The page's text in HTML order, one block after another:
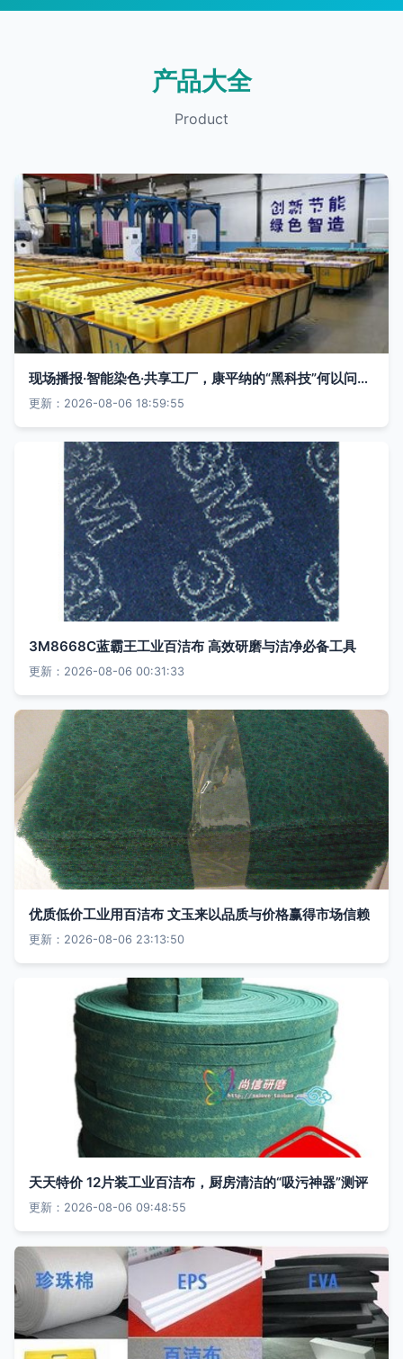
产品大全
Product
现场播报·智能染色·共享工厂，康平纳的“黑科技”何以问鼎中国工业大奖
更新：2026-08-06 18:59:55
3M8668C蓝霸王工业百洁布 高效研磨与洁净必备工具
更新：2026-08-06 00:31:33
优质低价工业用百洁布 文玉来以品质与价格赢得市场信赖
更新：2026-08-06 23:13:50
天天特价 12片装工业百洁布，厨房清洁的“吸污神器”测评
更新：2026-08-06 09:48:55